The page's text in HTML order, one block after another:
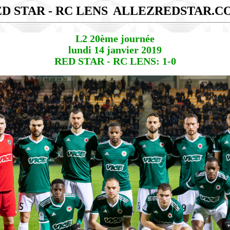
STAR - RC LENS
L2 20ème journée
lundi 14 janvier 2019
RED STAR - RC LENS: 1-0